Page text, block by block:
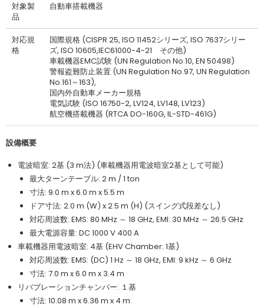
対象製
品
自動車搭載機器
対応規
格
国際規格 (CISPR 25, ISO 11452シリーズ, ISO 7637シリー
ズ, ISO 10605,IEC61000-4-21 その他)
車載機器EMC試験 (UN Regulation No.10, EN 50498)
警報盗難防止装置 (UN Regulation No.97, UN Regulation
No.161～163),
国内外自動車メーカー規格
電気試験 (ISO 16750-2, LV124, LV148, LV123)
航空機搭載機器 (RTCA DO-160G, IL-STD-461G)
設備概要
電波暗室: 2基 (3 m法) (車載機器用電波暗室2基として可能)
最大ターンテーブル: 2 m / 1 ton
寸法: 9.0 m x 6.0 m x 5.5 m
ドア寸法: 2.0 m (W) x 2.5 m (H) (スイング式段差なし)
対応周波数: EMS: 80 MHz ～ 18 GHz, EMI: 30 MHz ～ 26.5 GHz
最大電源容量: DC 1000 V 400 A
車載機器用電波暗室: 4基 (EHV Chamber: 1基)
対応周波数: EMS: (DC) 1 Hz ～ 18 GHz, EMI: 9 kHz ～ 6 GHz
寸法: 7.0 m x 6.0 m x 3.4 m
リバブレーションチャンバー: １基
寸法: 10.08 m x 6.36 m x 4 m